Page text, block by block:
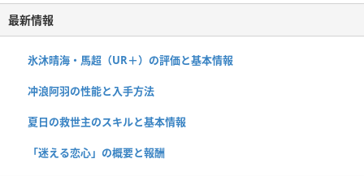
最新情報
氷沐晴海・馬超（UR＋）の評価と基本情報
冲浪阿羽の性能と入手方法
夏日の救世主のスキルと基本情報
「迷える恋心」の概要と報酬